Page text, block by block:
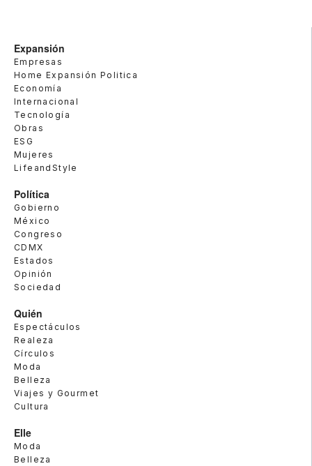
Expansión
Empresas
Home Expansión Politica
Economía
Internacional
Tecnología
Obras
ESG
Mujeres
LifeandStyle
Política
Gobierno
México
Congreso
CDMX
Estados
Opinión
Sociedad
Quién
Espectáculos
Realeza
Círculos
Moda
Belleza
Viajes y Gourmet
Cultura
Elle
Moda
Belleza